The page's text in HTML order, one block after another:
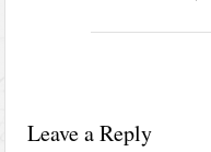
Leave a Reply